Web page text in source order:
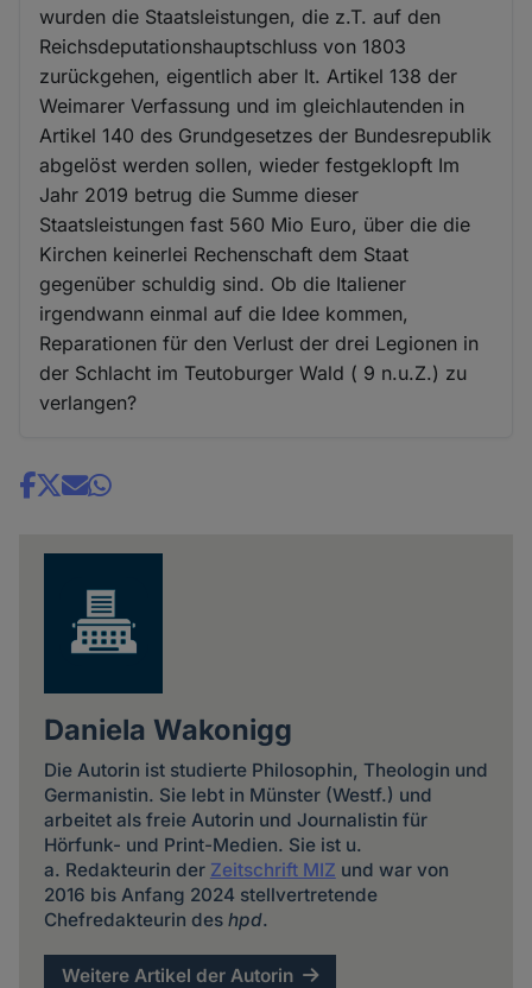
wurden die Staatsleistungen, die z.T. auf den
Reichsdeputationshauptschluss von 1803
zurückgehen, eigentlich aber lt. Artikel 138 der
Weimarer Verfassung und im gleichlautenden in
Artikel 140 des Grundgesetzes der Bundesrepublik
abgelöst werden sollen, wieder festgeklopft Im
Jahr 2019 betrug die Summe dieser
Staatsleistungen fast 560 Mio Euro, über die die
Kirchen keinerlei Rechenschaft dem Staat
gegenüber schuldig sind. Ob die Italiener
irgendwann einmal auf die Idee kommen,
Reparationen für den Verlust der drei Legionen in
der Schlacht im Teutoburger Wald ( 9 n.u.Z.) zu
verlangen?
Share
Daniela Wakonigg
Die Autorin ist studierte Philosophin, Theologin und
Germanistin. Sie lebt in Münster (Westf.) und
arbeitet als freie Autorin und Journalistin für
Hörfunk- und Print-Medien. Sie ist u.
a. Redakteurin der Zeitschrift MIZ und war von
2016 bis Anfang 2024 stellvertretende
Chefredakteurin des hpd.
Weitere Artikel der Autorin